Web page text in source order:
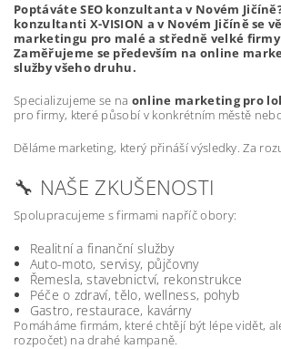
Poptáváte SEO konzultanta v Novém Jičíně?
konzultanti X-VISION a v Novém Jičíně se
marketingu pro malé a středně velké
Zaměřujeme se především na online
služby všeho druhu.
Specializujeme se na online marketing pro
pro firmy, které působí v konkrétním městě
Děláme marketing, který přináší výsledky. Za
🔧 NAŠE ZKUŠENOSTI
Spolupracujeme s firmami napříč obory:
Realitní a finanční služby
Auto-moto, servisy, půjčovny
Řemesla, stavebnictví, rekonstrukce
Péče o zdraví, tělo, wellness, pohyb
Gastro, restaurace, kavárny
Pomáháme firmám, které chtějí být lépe vidět,
rozpočet) na drahé kampaně.